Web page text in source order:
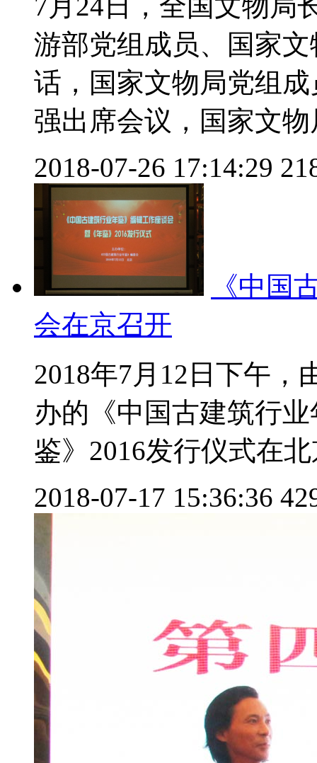
游部党组成员、国家
话，国家文物局党组
强出席会议，国家文物
2018-07-26 17:14:29
《中国
会在京召开
2018年7月12日下午，
办的《中国古建筑行
鉴》2016发行仪式在
2018-07-17 15:36:36